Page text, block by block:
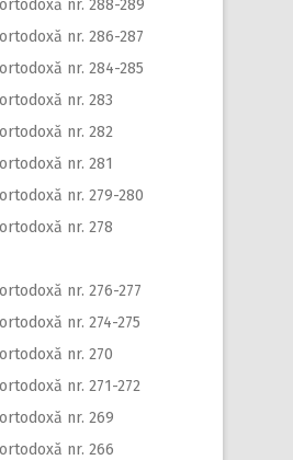
nr. 288-289
nr. 286-287
nr. 284-285
nr. 283
nr. 282
nr. 281
nr. 279-280
nr. 278
nr. 276-277
nr. 274-275
nr. 270
nr. 271-272
nr. 269
nr. 266